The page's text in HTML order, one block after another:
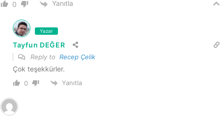
0 Yanıtla
Yazar
Tayfun DEĞER
Reply to Recep Çelik
Çok teşekkürler.
0 Yanıtla